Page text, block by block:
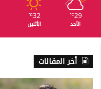
29
℃
الأحد
32
℃
الأثنين
أخر المقالات